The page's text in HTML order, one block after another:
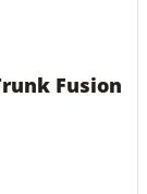
Fusion